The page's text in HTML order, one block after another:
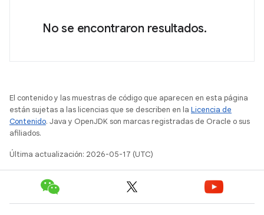
No se encontraron resultados.
El contenido y las muestras de código que aparecen en esta página
están sujetas a las licencias que se describen en la Licencia de
Contenido. Java y OpenJDK son marcas registradas de Oracle o sus
afiliados.
Última actualización: 2026-05-17 (UTC)